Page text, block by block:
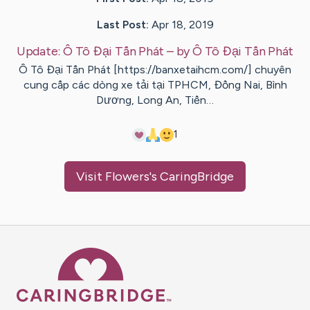
Last Post: Apr 18, 2019
Update: Ô Tô Đại Tấn Phát – byÔ Tô Đại Tấn Phát
Ô Tô Đại Tấn Phát [https://banxetaihcm.com/] chuyên
cung cấp các dòng xe tải tại TPHCM, Đồng Nai, Bình
Dương, Long An, Tiền…
1
Visit Flowers's CaringBridge